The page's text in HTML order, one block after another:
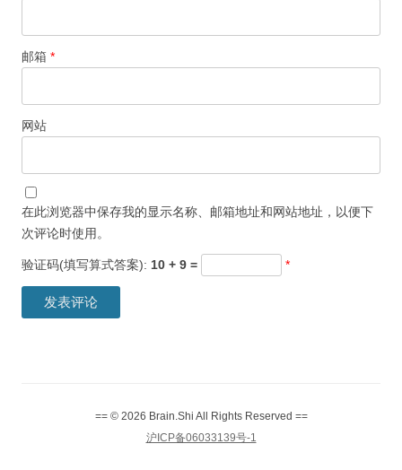
邮箱 *
网站
在此浏览器中保存我的显示名称、邮箱地址和网站地址，以便下
次评论时使用。
验证码(填写算式答案): 10 + 9 = *
== © 2026 Brain.Shi All Rights Reserved ==
沪ICP备06033139号-1